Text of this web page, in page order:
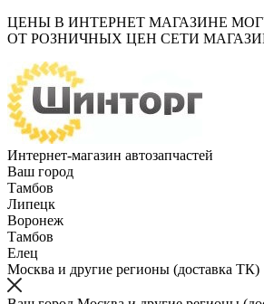
ЦЕНЫ В ИНТЕРНЕТ МАГАЗИНЕ
ОТ РОЗНИЧНЫХ ЦЕН СЕТИ
Интернет-магазин автозапчастей
Ваш город
Тамбов
Липецк
Воронеж
Тамбов
Елец
Москва и другие регионы (доставка ТК)